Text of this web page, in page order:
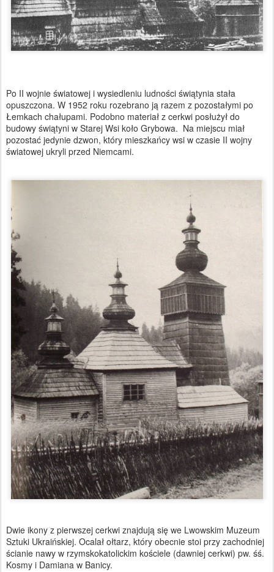
Po II wojnie światowej i wysiedleniu ludności świątynia stała
opuszczona. W 1952 roku rozebrano ją razem z pozostałymi po
Łemkach chałupami. Podobno materiał z cerkwi posłużył do
budowy świątyni w Starej Wsi koło Grybowa. Na miejscu miał
pozostać jedynie dzwon, który mieszkańcy wsi w czasie II wojny
światowej ukryli przed Niemcami.
Dwie ikony z pierwszej cerkwi znajdują się we Lwowskim Muzeum
Sztuki Ukraińskiej. Ocalał ołtarz, który obecnie stoi przy zachodniej
ścianie nawy w rzymskokatolickim kościele (dawniej cerkwi) pw. śś.
Kosmy i Damiana w Banicy.